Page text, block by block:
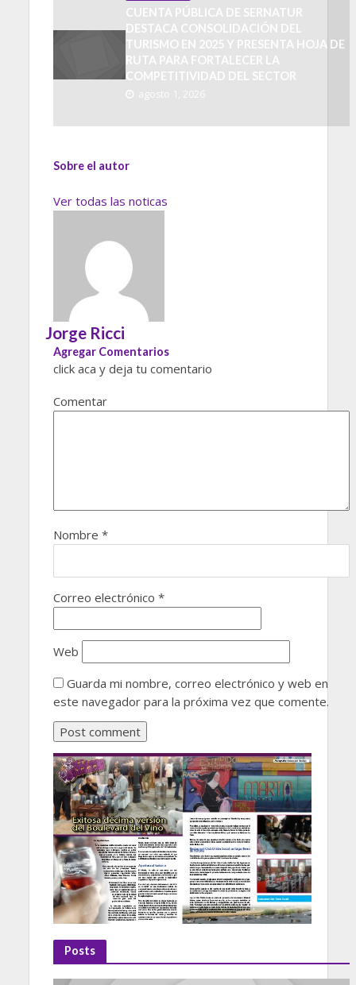
CUENTA PÚBLICA DE SERNATUR
DESTACA CONSOLIDACIÓN DEL
TURISMO EN 2025 Y PRESENTA HOJA DE
RUTA PARA FORTALECER LA
COMPETITIVIDAD DEL SECTOR
agosto 1, 2026
Sobre el autor
Ver todas las noticas
Jorge Ricci
Agregar Comentarios
click aca y deja tu comentario
Comentar
Nombre *
Correo electrónico *
Web
Guarda mi nombre, correo electrónico y web en
este navegador para la próxima vez que comente.
Posts